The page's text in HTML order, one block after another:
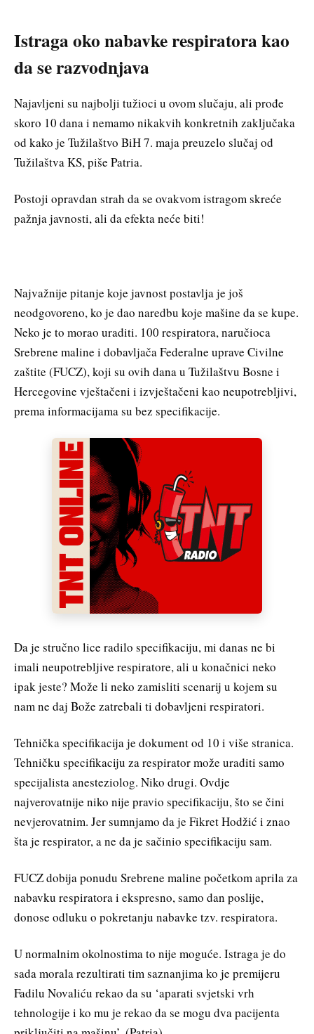
Istraga oko nabavke respiratora kao
da se razvodnjava
Najavljeni su najbolji tužioci u ovom slučaju, ali prođe
skoro 10 dana i nemamo nikakvih konkretnih zaključaka
od kako je Tužilaštvo BiH 7. maja preuzelo slučaj od
Tužilaštva KS, piše Patria.
Postoji opravdan strah da se ovakvom istragom skreće
pažnja javnosti, ali da efekta neće biti!
Najvažnije pitanje koje javnost postavlja je još
neodgovoreno, ko je dao naredbu koje mašine da se kupe.
Neko je to morao uraditi. 100 respiratora, naručioca
Srebrene maline i dobavljača Federalne uprave Civilne
zaštite (FUCZ), koji su ovih dana u Tužilaštvu Bosne i
Hercegovine vještačeni i izvještačeni kao neupotrebljivi,
prema informacijama su bez specifikacije.
Da je stručno lice radilo specifikaciju, mi danas ne bi
imali neupotrebljive respiratore, ali u konačnici neko
ipak jeste? Može li neko zamisliti scenarij u kojem su
nam ne daj Bože zatrebali ti dobavljeni respiratori.
Tehnička specifikacija je dokument od 10 i više stranica.
Tehničku specifikaciju za respirator može uraditi samo
specijalista anesteziolog. Niko drugi. Ovdje
najverovatnije niko nije pravio specifikaciju, što se čini
nevjerovatnim. Jer sumnjamo da je Fikret Hodžić i znao
šta je respirator, a ne da je sačinio specifikaciju sam.
FUCZ dobija ponudu Srebrene maline početkom aprila za
nabavku respiratora i ekspresno, samo dan poslije,
donose odluku o pokretanju nabavke tzv. respiratora.
U normalnim okolnostima to nije moguće. Istraga je do
sada morala rezultirati tim saznanjima ko je premijeru
Fadilu Novaliću rekao da su ‘aparati svjetski vrh
tehnologije i ko mu je rekao da se mogu dva pacijenta